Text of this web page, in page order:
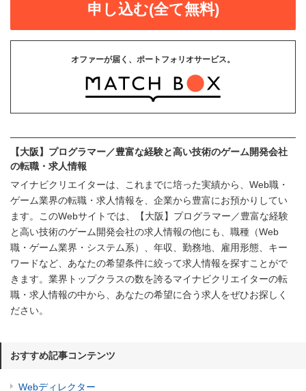
申し込む(全て無料)
オファーが届く、ポートフォリオサービス。
【大阪】プログラマー／豊富な経験と高い技術のゲーム開発会社
の転職・求人情報
マイナビクリエイターは、これまでに培った実績から、Web職・
ゲーム業界の転職・求人情報を、企業から豊富にお預かりしてい
ます。このWebサイトでは、【大阪】プログラマー／豊富な経験
と高い技術のゲーム開発会社の求人情報の他にも、職種（Web
職・ゲーム業界・システム系）、年収、勤務地、雇用形態、キー
ワードなど、あなたの希望条件に絞って求人情報を探すことがで
きます。業界トップクラスの数を誇るマイナビクリエイターの転
職・求人情報の中から、あなたの希望に合う求人をぜひお探しく
ださい。
おすすめ記事コンテンツ
Webディレクター